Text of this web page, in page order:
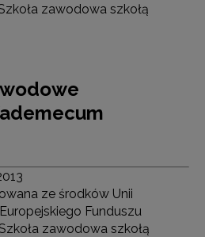
zawodowa szkołą
ze środków Unii
Funduszu
zawodowa szkołą